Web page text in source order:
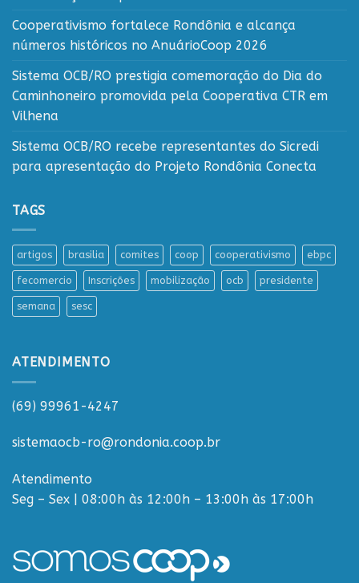
Cooperativismo fortalece Rondônia e alcança
números históricos no AnuárioCoop 2026
Sistema OCB/RO prestigia comemoração do Dia do
Caminhoneiro promovida pela Cooperativa CTR em
Vilhena
Sistema OCB/RO recebe representantes do Sicredi
para apresentação do Projeto Rondônia Conecta
TAGS
artigos brasilia comites coop cooperativismo ebpc
fecomercio Inscrições mobilização ocb presidente
semana sesc
ATENDIMENTO
(69) 99961-4247
sistemaocb-ro@rondonia.coop.br
Atendimento
Seg – Sex | 08:00h às 12:00h – 13:00h às 17:00h